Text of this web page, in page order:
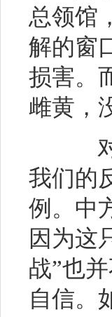
总领馆
解的窗
损害。
雌黄，
对
我们的
例。中
因为这
战”也
自信。